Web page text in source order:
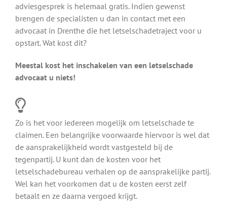
adviesgesprek is helemaal gratis. Indien gewenst
brengen de specialisten u dan in contact met een
advocaat in Drenthe die het letselschadetraject voor u
opstart. Wat kost dit?
Meestal kost het inschakelen van een letselschade
advocaat u niets!
Zo is het voor iedereen mogelijk om letselschade te
claimen. Een belangrijke voorwaarde hiervoor is wel dat
de aansprakelijkheid wordt vastgesteld bij de
tegenpartij. U kunt dan de kosten voor het
letselschadebureau verhalen op de aansprakelijke partij.
Wel kan het voorkomen dat u de kosten eerst zelf
betaalt en ze daarna vergoed krijgt.